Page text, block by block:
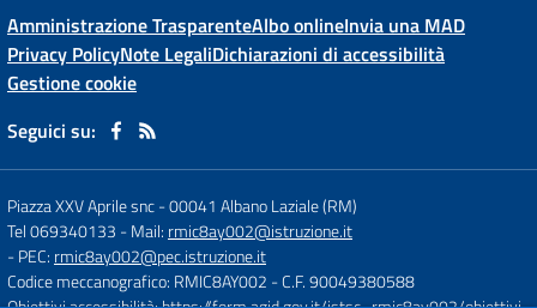
Amministrazione TrasparenteAlbo onlineInvia una MAD
Privacy PolicyNote LegaliDichiarazioni di accessibilità
Gestione cookie
Seguici su:
Piazza XXV Aprile snc-00041 Albano Laziale (RM)
Tel 069340133 - Mail: rmic8ay002@istruzione.it
- PEC: rmic8ay002@pec.istruzione.it
Codice meccanografico: RMIC8AY002 - C.F. 90049380588